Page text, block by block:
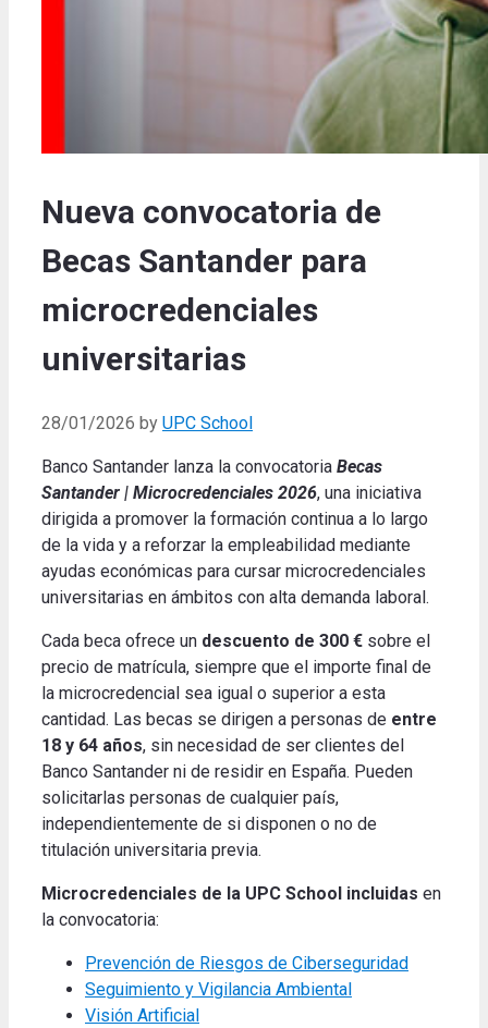
Nueva convocatoria de
Becas Santander para
microcredenciales
universitarias
28/01/2026 by UPC School
Banco Santander lanza la convocatoria Becas
Santander | Microcredenciales 2026, una iniciativa
dirigida a promover la formación continua a lo largo
de la vida y a reforzar la empleabilidad mediante
ayudas económicas para cursar microcredenciales
universitarias en ámbitos con alta demanda laboral.
Cada beca ofrece un descuento de 300 € sobre el
precio de matrícula, siempre que el importe final de
la microcredencial sea igual o superior a esta
cantidad. Las becas se dirigen a personas de entre
18 y 64 años, sin necesidad de ser clientes del
Banco Santander ni de residir en España. Pueden
solicitarlas personas de cualquier país,
independientemente de si disponen o no de
titulación universitaria previa.
Microcredenciales de la UPC School incluidas en
la convocatoria:
Prevención de Riesgos de Ciberseguridad
Seguimiento y Vigilancia Ambiental
Visión Artificial